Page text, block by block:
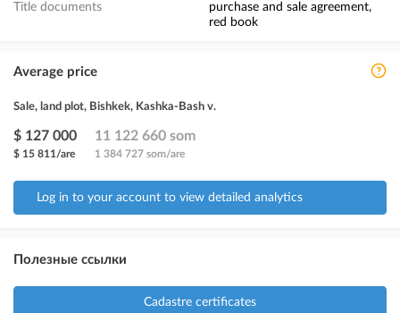
Title documents
purchase and sale agreement,
red book
Average price
Sale, land plot, Bishkek, Kashka-Bash v.
$ 127 000
$ 15 811/are
11 122 660 som
1 384 727 som/are
Log in to your account to view detailed analytics
Полезные ссылки
Cadastre certificates